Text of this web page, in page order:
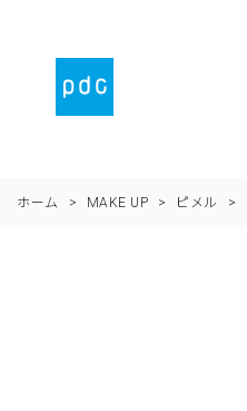
ホーム > MAKE UP > ピメル >